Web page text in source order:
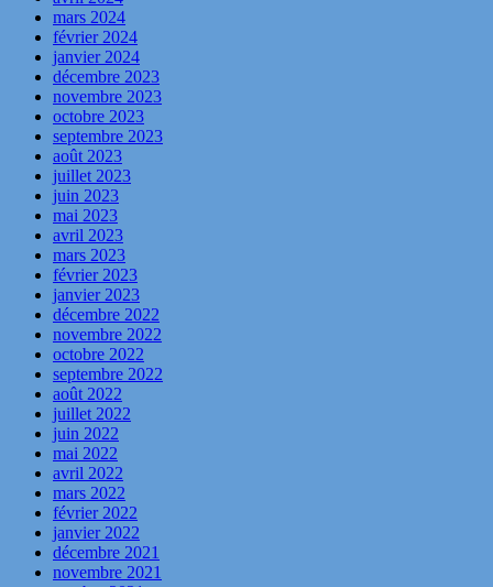
mars 2024
février 2024
janvier 2024
décembre 2023
novembre 2023
octobre 2023
septembre 2023
août 2023
juillet 2023
juin 2023
mai 2023
avril 2023
mars 2023
février 2023
janvier 2023
décembre 2022
novembre 2022
octobre 2022
septembre 2022
août 2022
juillet 2022
juin 2022
mai 2022
avril 2022
mars 2022
février 2022
janvier 2022
décembre 2021
novembre 2021